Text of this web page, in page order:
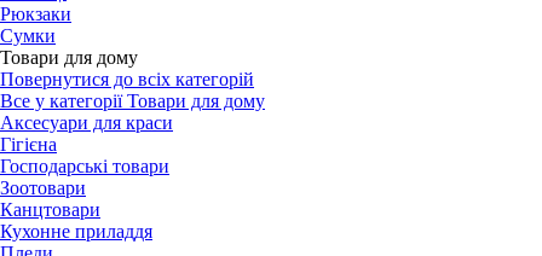
Рюкзаки
Сумки
Товари для дому
Повернутися до всіх категорій
Все у категорії Товари для дому
Аксесуари для краси
Гігієна
Господарські товари
Зоотовари
Канцтовари
Кухонне приладдя